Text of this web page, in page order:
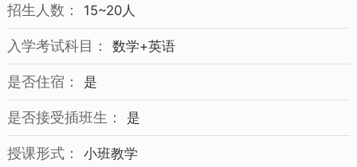
招生人数： 15~20人
入学考试科目： 数学+英语
是否住宿： 是
是否接受插班生： 是
授课形式： 小班教学